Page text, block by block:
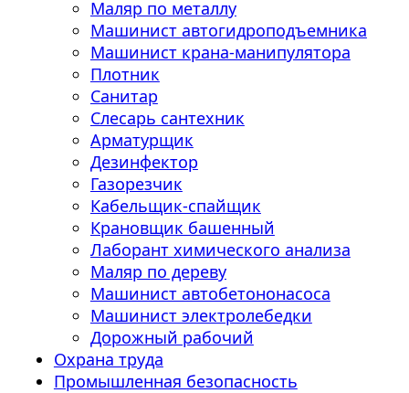
Маляр по металлу
Машинист автогидроподъемника
Машинист крана-манипулятора
Плотник
Санитар
Слесарь сантехник
Арматурщик
Дезинфектор
Газорезчик
Кабельщик-спайщик
Крановщик башенный
Лаборант химического анализа
Маляр по дереву
Машинист автобетононасоса
Машинист электролебедки
Дорожный рабочий
Охрана труда
Промышленная безопасность